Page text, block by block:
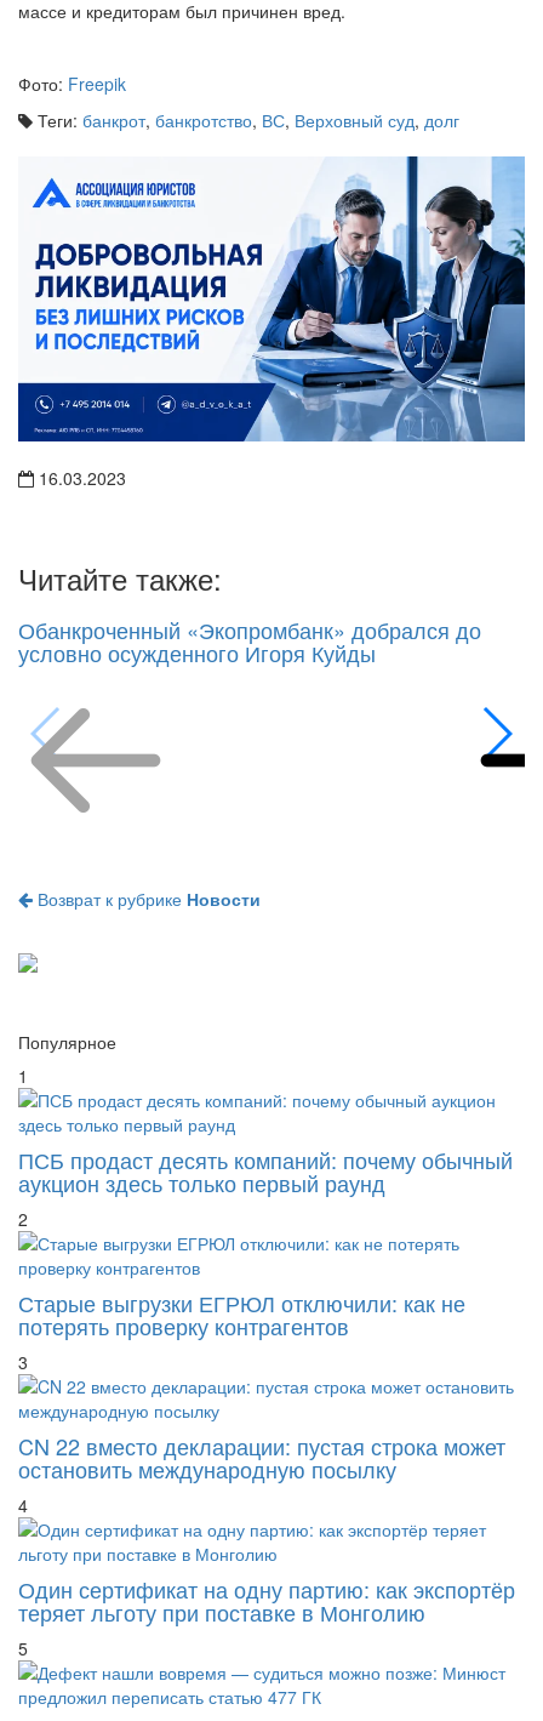
Теги:банкрот
условно осужденного Игоря Куйды
1
ПСБ продаст десять компаний: почему обычный
аукцион здесь только первый раунд
2
Старые выгрузки ЕГРЮЛ отключили: как не
потерять проверку контрагентов
3
CN 22 вместо декларации: пустая строка может
остановить международную посылку
4
Один сертификат на одну партию: как экспортёр
теряет льготу при поставке в Монголию
5
Дефект нашли вовремя — судиться можно